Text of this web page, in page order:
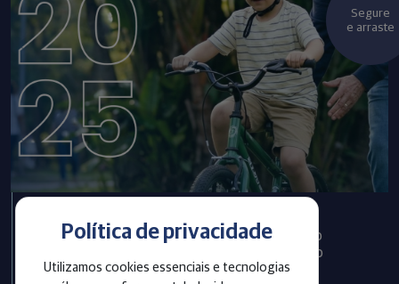
Política de privacidade
Utilizamos cookies essenciais e tecnologias
Infraprev publica Relatório
Anual com informações do
exercício 2025
Segure
e arraste